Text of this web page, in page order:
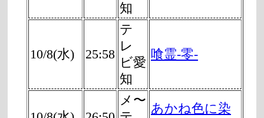
知
10/8(水) 25:58
テ
レ
ビ愛
知
喰霊-零-
メ〜
あかね色に染